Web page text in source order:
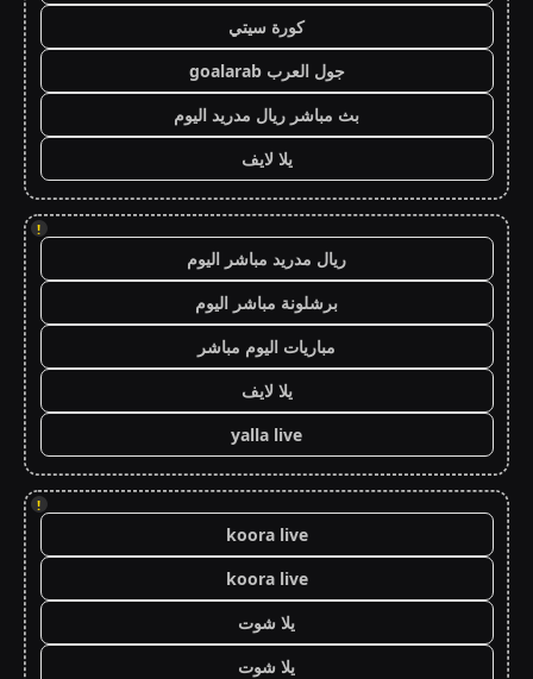
كورة سيتي
جول العرب goalarab
بث مباشر ريال مدريد اليوم
يلا لايف
!
ريال مدريد مباشر اليوم
برشلونة مباشر اليوم
مباريات اليوم مباشر
يلا لايف
yalla live
!
koora live
koora live
يلا شوت
يلا شوت